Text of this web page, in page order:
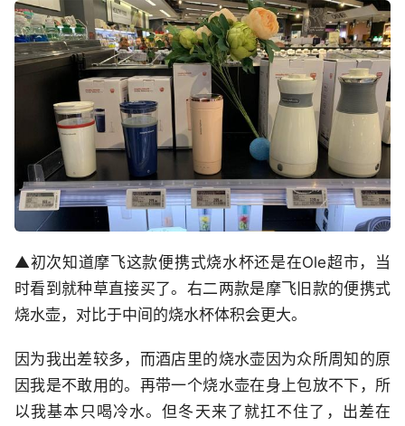
▲初次知道摩飞这款便携式烧水杯还是在Ole超市，当
时看到就种草直接买了。右二两款是摩飞旧款的便携式
烧水壶，对比于中间的烧水杯体积会更大。
因为我出差较多，而酒店里的烧水壶因为众所周知的原
因我是不敢用的。再带一个烧水壶在身上包放不下，所
以我基本只喝冷水。但冬天来了就扛不住了，出差在